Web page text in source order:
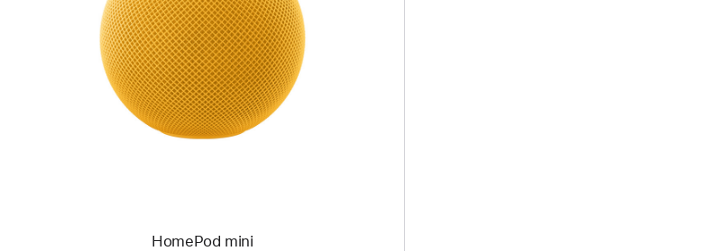
HomePod mini